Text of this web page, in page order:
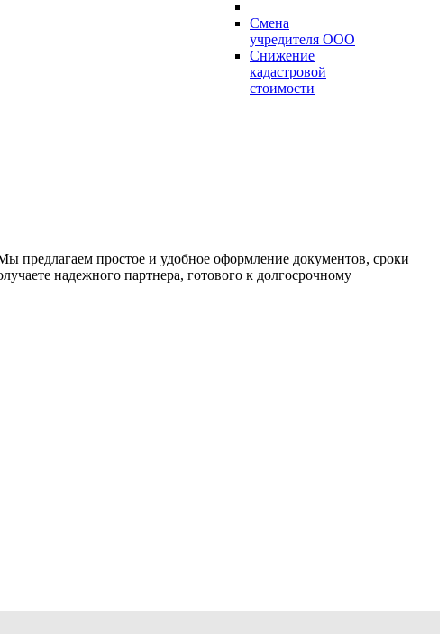
Смена
учредителя ООО
Снижение
кадастровой
стоимости
предлагаем простое и удобное оформление документов, сроки
надежного партнера, готового к долгосрочному